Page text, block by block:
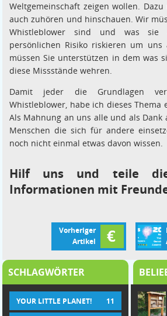
Weltgemeinschaft zeigen wollen.
auch zuhören und hinschauen. Wir
Whistleblower sind und was sie
persönlichen Risiko riskieren um
müssen Sie unterstützen in dem was
diese Missstände wehren.
Damit jeder die Grundlagen
Whistleblower, habe ich dieses Thema
Als Mahnung an uns alle und als Dank
Menschen die sich für andere
noch nicht einmal etwas davon wissen.
Hilf uns und teile
Informationen mit
Vorheriger
Artikel
SCHLAGWÖRTER
YOUR LITTLE PLANET! 11